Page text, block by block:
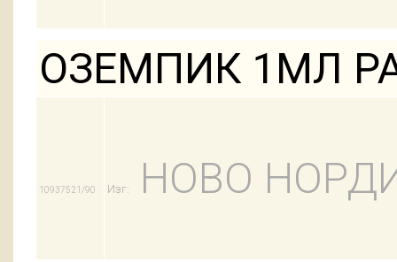
ОЗЕМПИК 1МЛ
10937521/90 Изг: НОВО